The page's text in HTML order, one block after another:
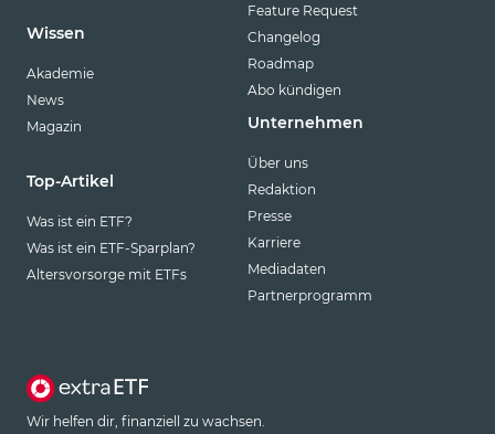
Wissen
Akademie
News
Magazin
Top-Artikel
Was ist ein ETF?
Was ist ein ETF-Sparplan?
Altersvorsorge mit ETFs
Feature Request
Changelog
Roadmap
Abo kündigen
Unternehmen
Über uns
Redaktion
Presse
Karriere
Mediadaten
Partnerprogramm
Wir helfen dir, finanziell zu wachsen.